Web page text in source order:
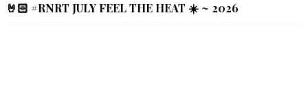
🤘🏻 #RNRT JULY FEEL THE HEAT ☀️ ~ 2026